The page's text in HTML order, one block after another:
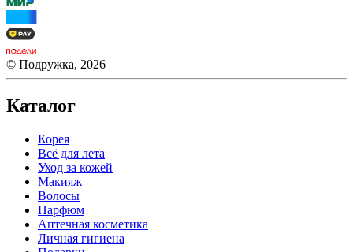
© Подружка, 2026
Каталог
Корея
Всё для лета
Уход за кожей
Макияж
Волосы
Парфюм
Аптечная косметика
Личная гигиена